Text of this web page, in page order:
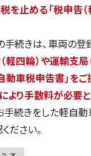
を止める「税申告（
手続きは、車両の
軽四輪）や運輸支局
動車税申告書」を
より手数料が必要
手続きをした軽自
ださい。